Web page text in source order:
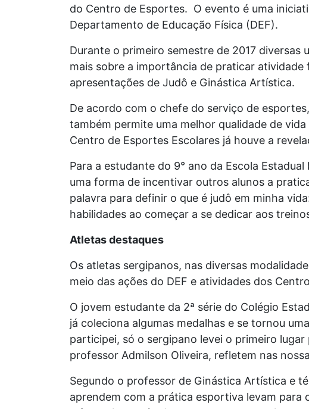
do Centro de Esportes. O evento é uma
Departamento de Educação Física (DEF).
Durante o primeiro semestre de 2017
mais sobre a importância de praticar atividade
apresentações de Judô e Ginástica Artística.
De acordo com o chefe do serviço de
também permite uma melhor qualidade de
Centro de Esportes Escolares já houve a
Para a estudante do 9° ano da Escola
uma forma de incentivar outros alunos a
palavra para definir o que é judô em minha
habilidades ao começar a se dedicar aos
Atletas destaques
Os atletas sergipanos, nas diversas
meio das ações do DEF e atividades dos
O jovem estudante da 2ª série do Colégio
já coleciona algumas medalhas e se tornou
participei, só o sergipano levei o primeiro
professor Admilson Oliveira, refletem nas
Segundo o professor de Ginástica Artística e
aprendem com a prática esportiva levam